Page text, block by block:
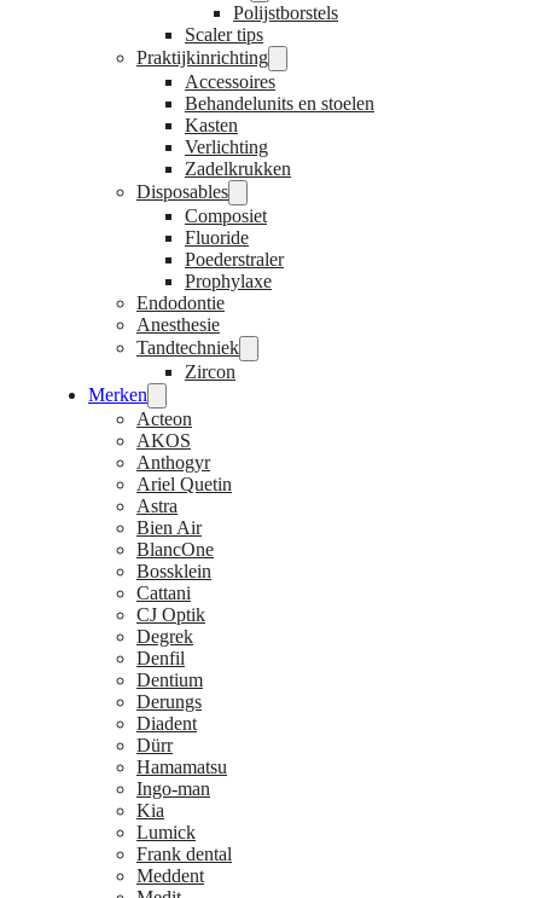
Polijstborstels
Scaler tips
Praktijkinrichting
Accessoires
Behandelunits en stoelen
Kasten
Verlichting
Zadelkrukken
Disposables
Composiet
Fluoride
Poederstraler
Prophylaxe
Endodontie
Anesthesie
Tandtechniek
Zircon
Merken
Acteon
AKOS
Anthogyr
Ariel Quetin
Astra
Bien Air
BlancOne
Bossklein
Cattani
CJ Optik
Degrek
Denfil
Dentium
Derungs
Diadent
Dürr
Hamamatsu
Ingo-man
Kia
Lumick
Frank dental
Meddent